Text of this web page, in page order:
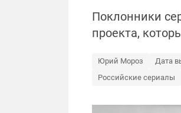
Поклонники
проекта,
Юрий Мороз Дата
Российские сериалы